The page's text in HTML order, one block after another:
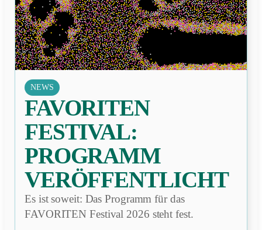
NEWS
FAVORITEN
FESTIVAL:
PROGRAMM
VERÖFFENTLICHT
Es ist soweit: Das Programm für das
FAVORITEN Festival 2026 steht fest.